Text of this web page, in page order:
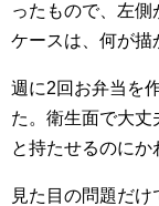
ったもので、左
ケースは、何が描
週に2回お弁当を
た。衛生面で大丈
と持たせるのにか
見た目の問題だ